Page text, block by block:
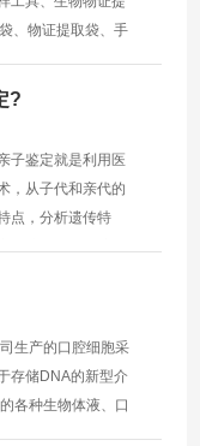
、物证提取袋、手
?
子鉴定就是利用医
，从子代和亲代的
点，分析遗传特
生产的口腔细胞采
存储DNA的新型介
各种生物体液、口